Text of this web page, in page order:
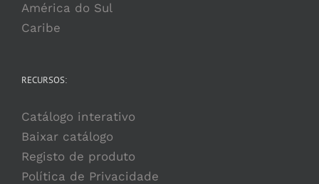
América do Sul
Caribe
RECURSOS:
Catálogo interativo
Baixar catálogo
Registo de produto
Política de Privacidade